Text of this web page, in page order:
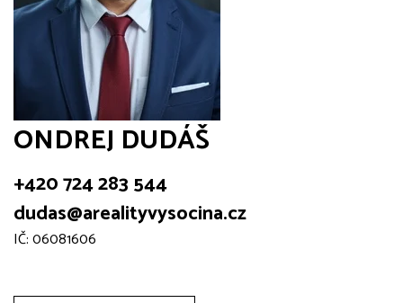
ONDREJ DUDÁŠ
+420 724 283 544
dudas@arealityvysocina.cz
IČ: 06081606